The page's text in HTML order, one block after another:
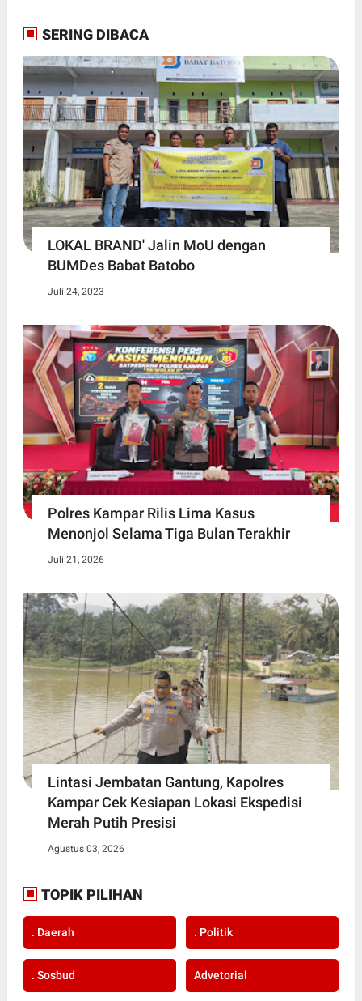
SERING DIBACA
LOKAL BRAND' Jalin MoU dengan
BUMDes Babat Batobo
Juli 24, 2023
Polres Kampar Rilis Lima Kasus
Menonjol Selama Tiga Bulan Terakhir
Juli 21, 2026
Lintasi Jembatan Gantung, Kapolres
Kampar Cek Kesiapan Lokasi Ekspedisi
Merah Putih Presisi
Agustus 03, 2026
TOPIK PILIHAN
. Daerah . Politik
. Sosbud Advetorial